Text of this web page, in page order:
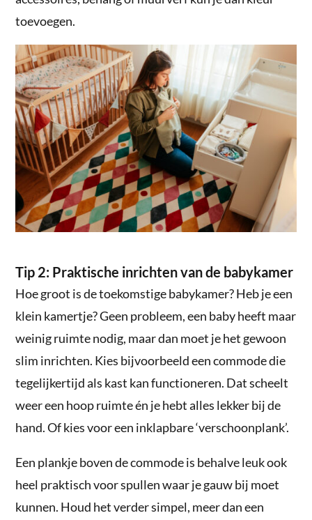
toevoegen.
Tip 2: Praktische inrichten van de babykamer
Hoe groot is de toekomstige babykamer? Heb je een
klein kamertje? Geen probleem, een baby heeft maar
weinig ruimte nodig, maar dan moet je het gewoon
slim inrichten. Kies bijvoorbeeld een commode die
tegelijkertijd als kast kan functioneren. Dat scheelt
weer een hoop ruimte én je hebt alles lekker bij de
hand. Of kies voor een inklapbare ‘verschoonplank’.
Een plankje boven de commode is behalve leuk ook
heel praktisch voor spullen waar je gauw bij moet
kunnen. Houd het verder simpel, meer dan een